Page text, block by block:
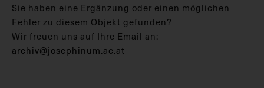
Sie haben eine Ergänzung oder einen möglichen
Fehler zu diesem Objekt gefunden?
Wir freuen uns auf Ihre Email an:
archiv@josephinum.ac.at